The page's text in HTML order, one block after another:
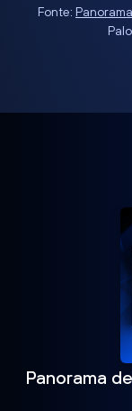
Fonte:
Panorama